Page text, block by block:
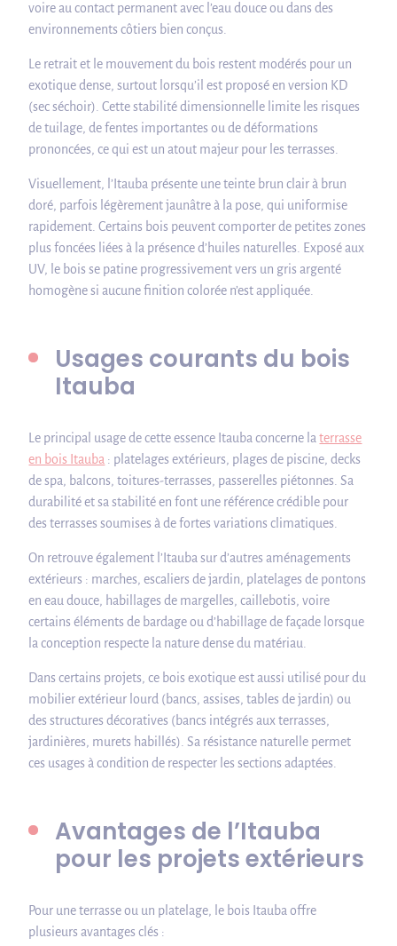
voire au contact permanent avec l’eau douce ou dans des
environnements côtiers bien conçus.
Le retrait et le mouvement du bois restent modérés pour un
exotique dense, surtout lorsqu’il est proposé en version KD
(sec séchoir). Cette stabilité dimensionnelle limite les risques
de tuilage, de fentes importantes ou de déformations
prononcées, ce qui est un atout majeur pour les terrasses.
Visuellement, l’Itauba présente une teinte brun clair à brun
doré, parfois légèrement jaunâtre à la pose, qui uniformise
rapidement. Certains bois peuvent comporter de petites zones
plus foncées liées à la présence d’huiles naturelles. Exposé aux
UV, le bois se patine progressivement vers un gris argenté
homogène si aucune finition colorée n’est appliquée.
Usages courants du bois
Itauba
Le principal usage de cette essence Itauba concerne laterrasse
en bois Itauba : platelages extérieurs, plages de piscine, decks
de spa, balcons, toitures‑terrasses, passerelles piétonnes. Sa
durabilité et sa stabilité en font une référence crédible pour
des terrasses soumises à de fortes variations climatiques.
On retrouve également l’Itauba sur d’autres aménagements
extérieurs : marches, escaliers de jardin, platelages de pontons
en eau douce, habillages de margelles, caillebotis, voire
certains éléments de bardage ou d’habillage de façade lorsque
la conception respecte la nature dense du matériau.
Dans certains projets, ce bois exotique est aussi utilisé pour du
mobilier extérieur lourd (bancs, assises, tables de jardin) ou
des structures décoratives (bancs intégrés aux terrasses,
jardinières, murets habillés). Sa résistance naturelle permet
ces usages à condition de respecter les sections adaptées.
Avantages de l’Itauba
pour les projets extérieurs
Pour une terrasse ou un platelage, le bois Itauba offre
plusieurs avantages clés :